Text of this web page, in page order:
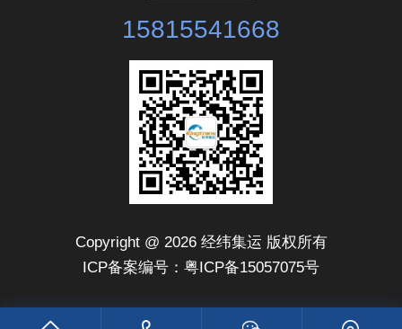
15815541668
Copyright @ 2026 经纬集运 版权所有
ICP备案编号：粤ICP备15057075号